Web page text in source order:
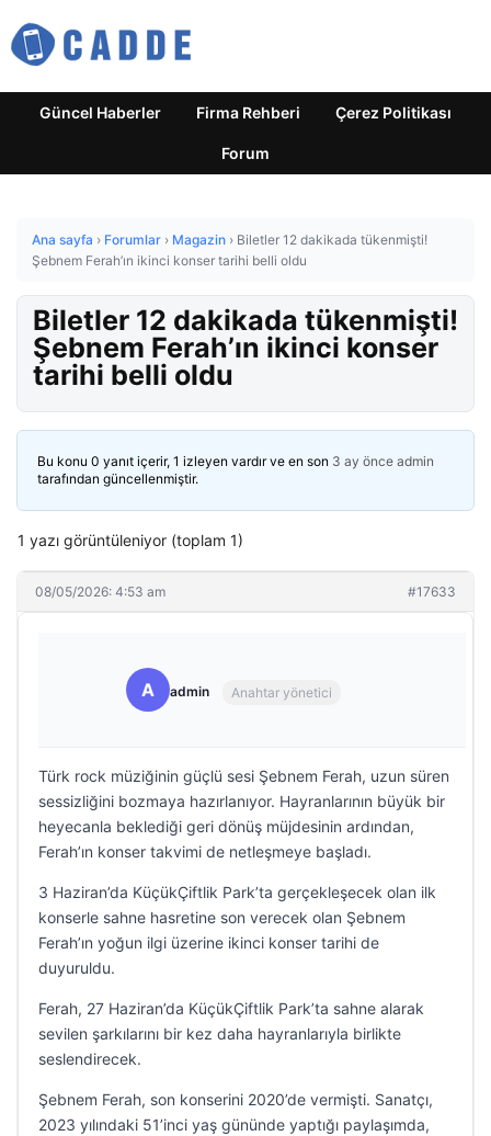
Güncel Haberler Firma Rehberi Çerez Politikası
Forum
Ana sayfa › Forumlar › Magazin › Biletler 12 dakikada tükenmişti!
Şebnem Ferah’ın ikinci konser tarihi belli oldu
Biletler 12 dakikada tükenmişti!
Şebnem Ferah’ın ikinci konser
tarihi belli oldu
Bu konu 0 yanıt içerir, 1 izleyen vardır ve en son 3 ay önce admin
tarafından güncellenmiştir.
1 yazı görüntüleniyor (toplam 1)
08/05/2026: 4:53 am #17633
A admin Anahtar yönetici
Türk rock müziğinin güçlü sesi Şebnem Ferah, uzun süren
sessizliğini bozmaya hazırlanıyor. Hayranlarının büyük bir
heyecanla beklediği geri dönüş müjdesinin ardından,
Ferah’ın konser takvimi de netleşmeye başladı.
3 Haziran’da KüçükÇiftlik Park’ta gerçekleşecek olan ilk
konserle sahne hasretine son verecek olan Şebnem
Ferah’ın yoğun ilgi üzerine ikinci konser tarihi de
duyuruldu.
Ferah, 27 Haziran’da KüçükÇiftlik Park’ta sahne alarak
sevilen şarkılarını bir kez daha hayranlarıyla birlikte
seslendirecek.
Şebnem Ferah, son konserini 2020’de vermişti. Sanatçı,
2023 yılındaki 51’inci yaş gününde yaptığı paylaşımda,